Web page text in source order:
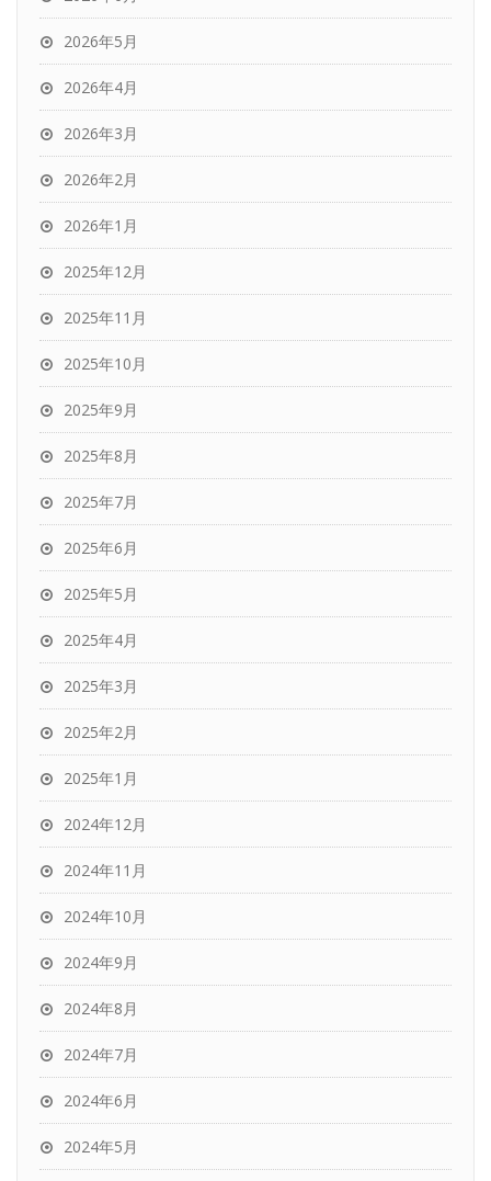
2026年5月
2026年4月
2026年3月
2026年2月
2026年1月
2025年12月
2025年11月
2025年10月
2025年9月
2025年8月
2025年7月
2025年6月
2025年5月
2025年4月
2025年3月
2025年2月
2025年1月
2024年12月
2024年11月
2024年10月
2024年9月
2024年8月
2024年7月
2024年6月
2024年5月